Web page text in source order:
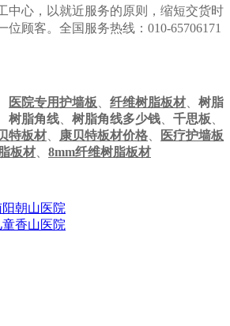
中心，以就近服务的原则，缩短交货时
位顾客。全国服务热线：010-65706171
医院专用护墙板 纤维树脂板材
树脂
树脂角线 树脂角线多少钱 千思板
特板材 康贝特板材价格
医疗护墙板
板材 8mm纤维树脂板材
阳朝山医院
香山医院